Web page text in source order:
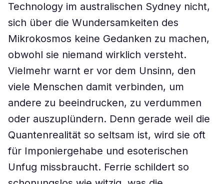
Technology im australischen Sydney nicht,
sich über die Wundersamkeiten des
Mikrokosmos keine Gedanken zu machen,
obwohl sie niemand wirklich versteht.
Vielmehr warnt er vor dem Unsinn, den
viele Menschen damit verbinden, um
andere zu beeindrucken, zu verdummen
oder auszuplündern. Denn gerade weil die
Quantenrealität so seltsam ist, wird sie oft
für Imponiergehabe und esoterischen
Unfug missbraucht. Ferrie schildert so